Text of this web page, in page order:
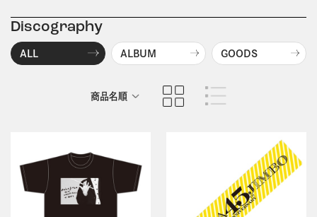
Discography
ALL ALBUM GOODS
商品名順